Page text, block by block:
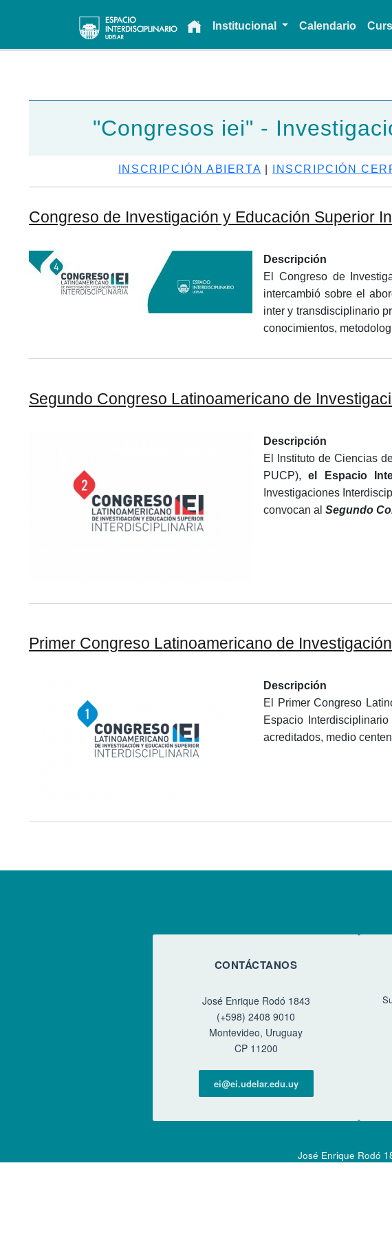
Main navigationInstitucional Calendario
"Congresos iei" -
INSCRIPCIÓN ABIERTA INSCRIPCIÓN
Congreso de Investigación y Educación Superior
Descripción
El Congreso de
intercambió sobre el
inter y transdisciplinario
conocimientos,
Segundo Congreso Latinoamericano de
Descripción
El Instituto de Ciencias
PUCP),el Espacio
Investigaciones
convocan al Segundo
Primer Congreso Latinoamericano de
Descripción
El Primer Congreso
Espacio
acreditados, medio
CONTÁCTANOS
José Enrique Rodó 1843
(+598) 2408 9010
Montevideo, Uruguay
CP 11200
ei@ei.udelar.edu.uy
José Enrique Rodó